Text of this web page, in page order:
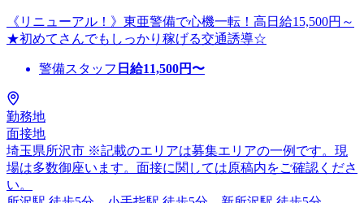
《リニューアル！》東亜警備で心機一転！高日給15,500円～
★初めてさんでもしっかり稼げる交通誘導☆
警備スタッフ 日給11,500円〜
勤務地
面接地
埼玉県所沢市 ※記載のエリアは募集エリアの一例です。現
場は多数御座います。面接に関しては原稿内をご確認くださ
い。